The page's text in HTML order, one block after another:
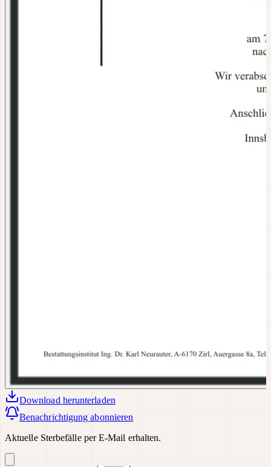
Download herunterladen
Benachrichtigung abonnieren
Aktuelle Sterbefälle per E-Mail erhalten.